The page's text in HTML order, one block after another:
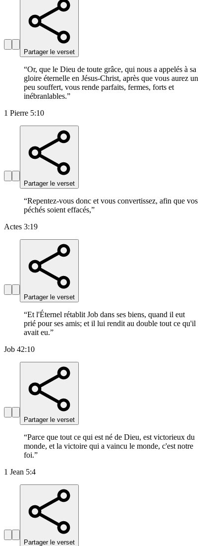
Partager le verset
“Or, que le Dieu de toute grâce, qui nous a appelés à sa
gloire éternelle en Jésus-Christ, après que vous aurez un
peu souffert, vous rende parfaits, fermes, forts et
inébranlables.”
1 Pierre 5:10
Partager le verset
“Repentez-vous donc et vous convertissez, afin que vos
péchés soient effacés,”
Actes 3:19
Partager le verset
“Et l'Éternel rétablit Job dans ses biens, quand il eut
prié pour ses amis; et il lui rendit au double tout ce qu'il
avait eu.”
Job 42:10
Partager le verset
“Parce que tout ce qui est né de Dieu, est victorieux du
monde, et la victoire qui a vaincu le monde, c'est notre
foi.”
1 Jean 5:4
Partager le verset